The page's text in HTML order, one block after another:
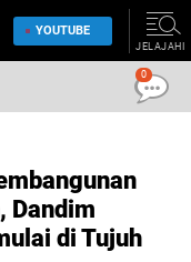
YOUTUBE
JELAJAHI
Dandim
di Tujuh
0